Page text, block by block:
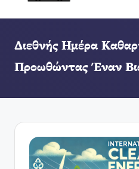
Διεθνής Ημέρα
Προωθώντας Έναν